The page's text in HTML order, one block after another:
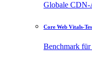
Globale CDN-
Core Web Vitals-
Benchmark für